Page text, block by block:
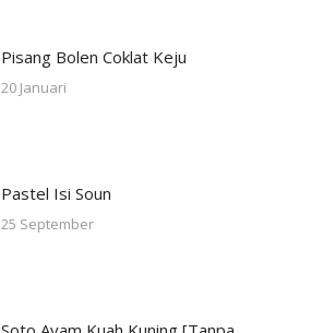
Pisang Bolen Coklat Keju
20 Januari
Pastel Isi Soun
25 September